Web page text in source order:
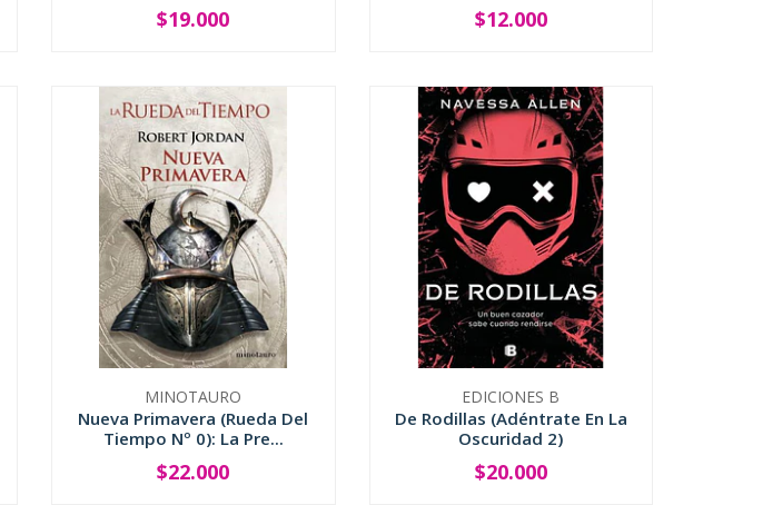
+
$19.000 +
$12.000
MINOTAURO
Nueva Primavera (Rueda Del
Tiempo Nº 0): La Pre...
+
$22.000
EDICIONES B
De Rodillas (Adéntrate En La
Oscuridad 2)
+
$20.000